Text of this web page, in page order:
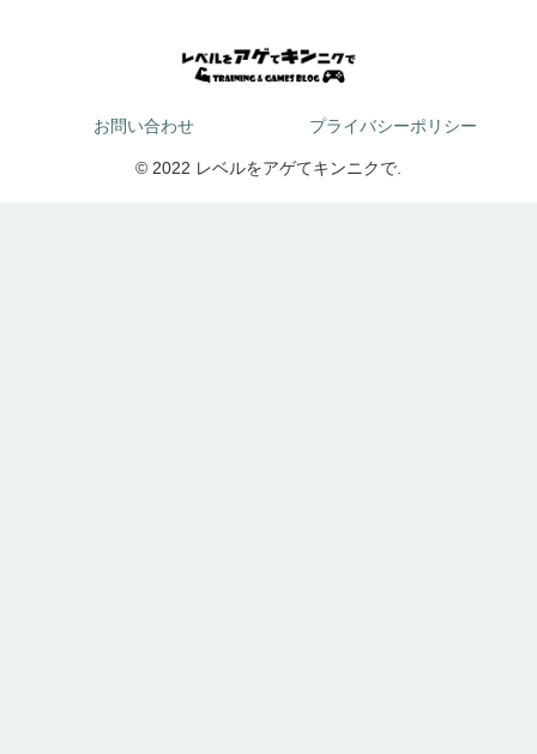
お問い合わせ プライバシーポリシー
© 2022 レベルをアゲてキンニクで.